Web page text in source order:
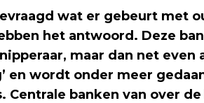
wat er gebeurt met
het antwoord. Deze
maar dan net even
en wordt onder meer
Centrale banken van over